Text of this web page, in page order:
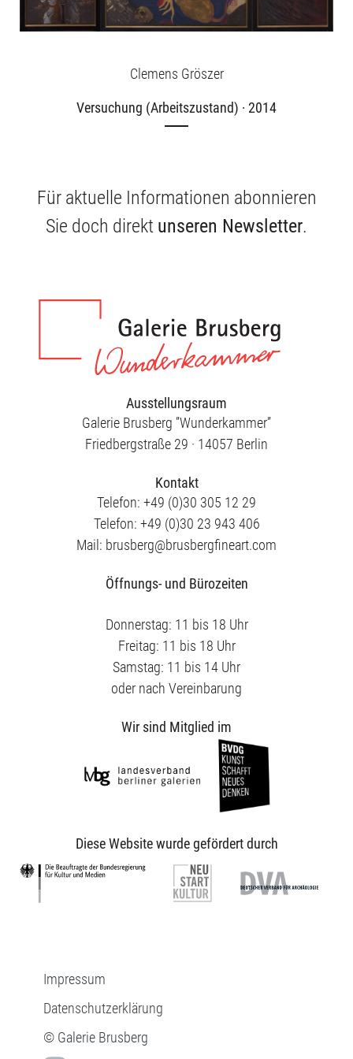
Clemens Gröszer
Versuchung (Arbeitszustand) · 2014
Für aktuelle Informationen abonnieren
Sie doch direkt unseren Newsletter.
Ausstellungsraum
Galerie Brusberg ”Wunderkammer”
Friedbergstraße 29 · 14057 Berlin
Kontakt
Telefon: +49 (0)30 305 12 29
Telefon: +49 (0)30 23 943 406
Mail: brusberg@brusbergfineart.com
Öffnungs- und Bürozeiten
Donnerstag: 11 bis 18 Uhr
Freitag: 11 bis 18 Uhr
Samstag: 11 bis 14 Uhr
oder nach Vereinbarung
Wir sind Mitglied im
Diese Website wurde gefördert durch
Impressum
Datenschutzerklärung
© Galerie Brusberg